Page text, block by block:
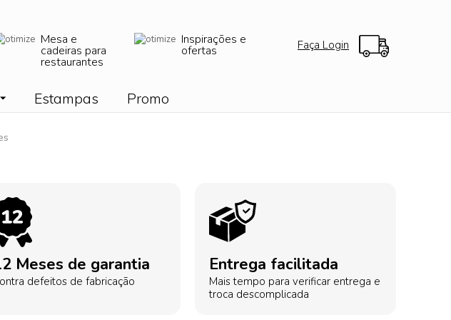
Mesa e
cadeiras para
restaurantes
Inspirações e
ofertas Faça Login
Estampas Promo
Meses de garantia
defeitos de fabricação
Entrega facilitada
Mais tempo para verificar entrega e
troca descomplicada